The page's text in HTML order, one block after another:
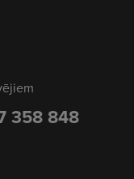
358 848